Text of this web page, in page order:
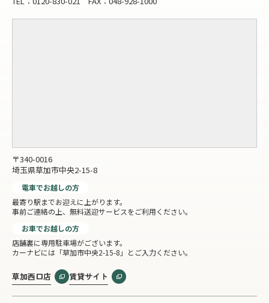
〒340-0016
埼玉県草加市中央2-15-8
電車でお越しの方
最寄り駅までお迎えに上がります。
事前ご連絡の上、無料送迎サービスをご利用ください。
お車でお越しの方
店舗裏に専用駐車場がございます。
カーナビには「草加市中央2-15-8」とご入力ください。
草加西口店 賃貸サイト